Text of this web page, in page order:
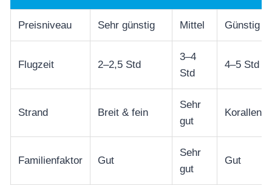
Preisniveau Sehr günstig Mittel Günstig
Flugzeit 2–2,5 Std
3–4
Std
4–5 Std
Strand Breit & fein
Sehr
gut
Korallen
Familienfaktor Gut
Sehr
gut
Gut